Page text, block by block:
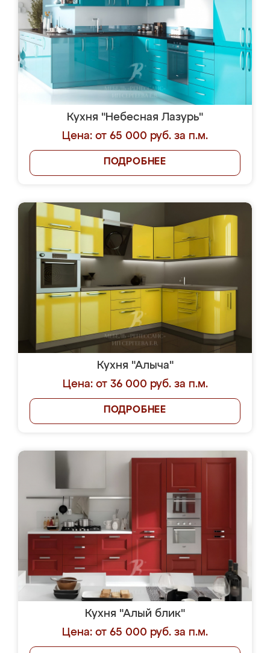
Кухня "Небесная Лазурь"
Цена: от 65 000 руб. за п.м.
ПОДРОБНЕЕ
Кухня "Алыча"
Цена: от 36 000 руб. за п.м.
ПОДРОБНЕЕ
Кухня "Алый блик"
Цена: от 65 000 руб. за п.м.